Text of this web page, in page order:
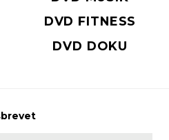
DVD FITNESS
DVD DOKU